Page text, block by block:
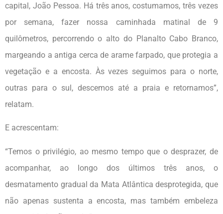
capital, João Pessoa. Há três anos, costumamos, três vezes
por semana, fazer nossa caminhada matinal de 9
quilômetros, percorrendo o alto do Planalto Cabo Branco,
margeando a antiga cerca de arame farpado, que protegia a
vegetação e a encosta. Às vezes seguimos para o norte,
outras para o sul, descemos até a praia e retornamos”,
relatam.
E acrescentam:
“Temos o privilégio, ao mesmo tempo que o desprazer, de
acompanhar, ao longo dos últimos três anos, o
desmatamento gradual da Mata Atlântica desprotegida, que
não apenas sustenta a encosta, mas também embeleza